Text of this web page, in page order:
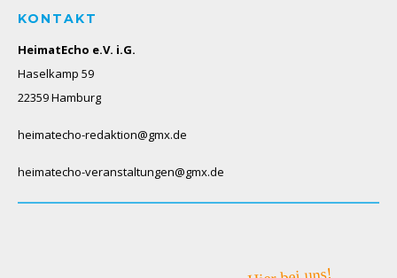
KONTAKT
HeimatEcho e.V. i.G.
Haselkamp 59
22359 Hamburg
heimatecho-redaktion@gmx.de
heimatecho-veranstaltungen@gmx.de